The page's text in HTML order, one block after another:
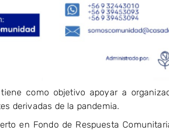
como objetivo apoyar a
derivadas de la pandemia.
en Fondo de Respuesta